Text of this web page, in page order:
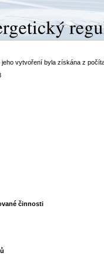
vytvoření byla získána z
činnosti